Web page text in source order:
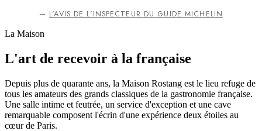
— L'AVIS DE L'INSPECTEUR DU GUIDE MICHELIN
La Maison
L'art de recevoir à la française
Depuis plus de quarante ans, la Maison Rostang est le lieu refuge de
tous les amateurs des grands classiques de la gastronomie française.
Une salle intime et feutrée, un service d'exception et une cave
remarquable composent l'écrin d'une expérience deux étoiles au
cœur de Paris.